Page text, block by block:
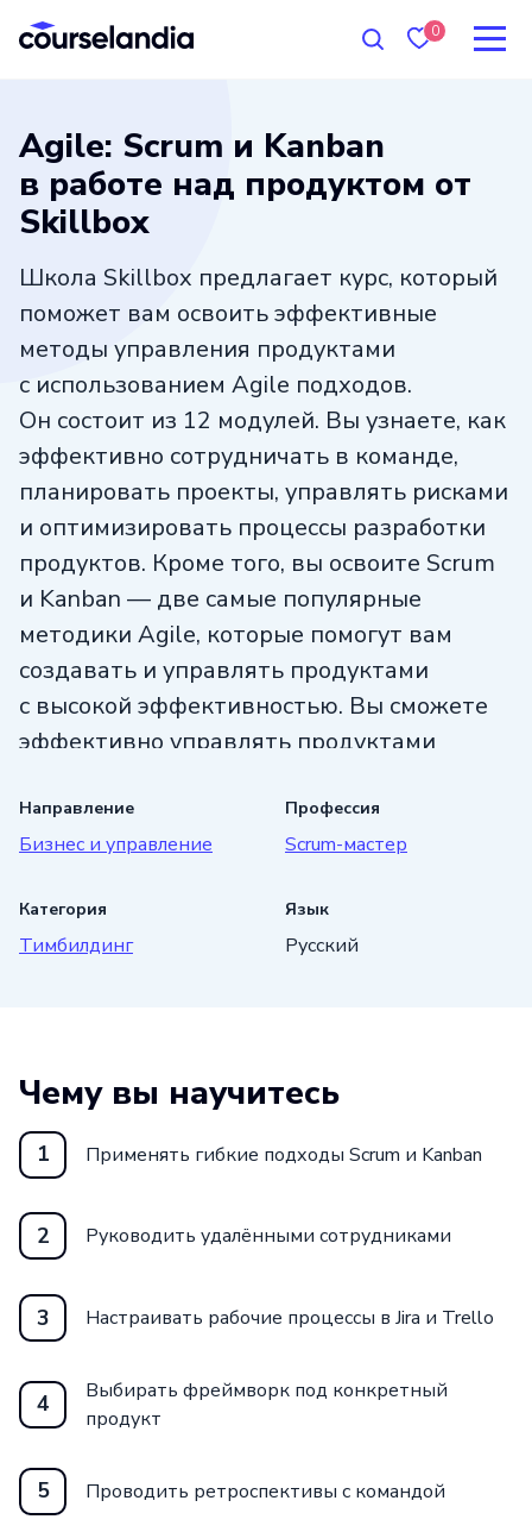
0
Agile: Scrum и Kanban
в работе над продуктом от
Skillbox
Школа Skillbox предлагает курс, который
поможет вам освоить эффективные
методы управления продуктами
с использованием Agile подходов.
Он состоит из 12 модулей. Вы узнаете, как
эффективно сотрудничать в команде,
планировать проекты, управлять рисками
и оптимизировать процессы разработки
продуктов. Кроме того, вы освоите Scrum
и Kanban — две самые популярные
методики Agile, которые помогут вам
создавать и управлять продуктами
с высокой эффективностью. Вы сможете
эффективно управлять продуктами
процессы разработки и соблюдать сроки.
Присоединяйтесь к курсу от школы
управления продуктами.
Направление
Бизнес и управление
Профессия
Scrum-мастер
Категория
Тимбилдинг
Язык
Русский
Чему вы научитесь
1 Применять гибкие подходы Scrum и Kanban
2 Руководить удалёнными сотрудниками
3 Настраивать рабочие процессы в Jira и Trello
4
Выбирать фреймворк под конкретный
продукт
5 Проводить ретроспективы с командой